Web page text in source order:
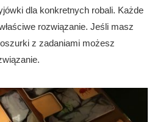
dla konkretnych robali. Każde
rozwiązanie. Jeśli masz
z zadaniami możesz